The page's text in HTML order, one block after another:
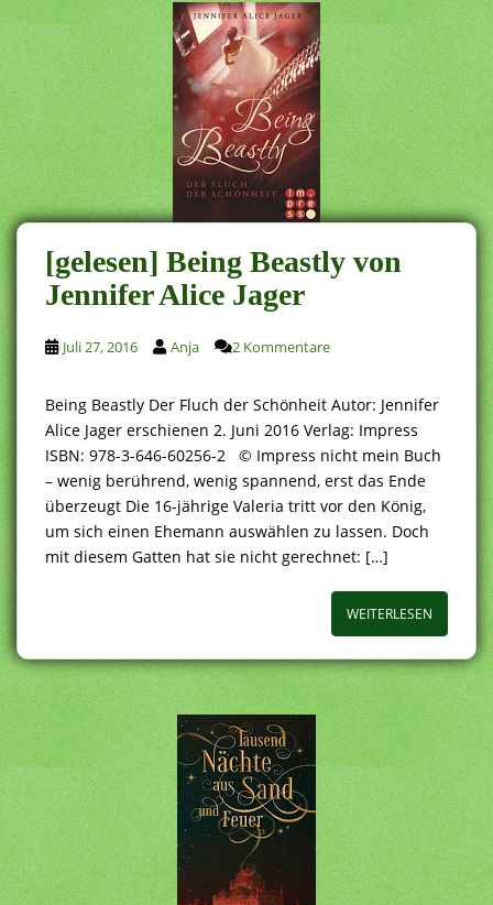
[gelesen] Being Beastly von
Jennifer Alice Jager
Juli 27, 2016 Anja 2 Kommentare
Being Beastly Der Fluch der Schönheit Autor: Jennifer
Alice Jager erschienen 2. Juni 2016 Verlag: Impress
ISBN: 978-3-646-60256-2 © Impress nicht mein Buch
– wenig berührend, wenig spannend, erst das Ende
überzeugt Die 16-jährige Valeria tritt vor den König,
um sich einen Ehemann auswählen zu lassen. Doch
mit diesem Gatten hat sie nicht gerechnet: […]
WEITERLESEN